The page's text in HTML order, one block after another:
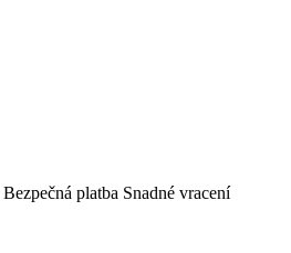
Bezpečná platba Snadné vracení